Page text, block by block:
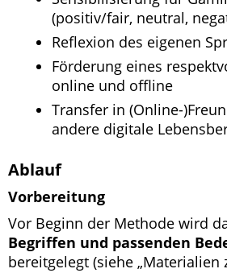
(positiv/fair, neutral,
Reflexion des eigenen
Förderung eines
online und offline
Transfer in (Online-
andere digitale
Ablauf
Vorbereitung
Vor Beginn der Methode wird
Begriffen und passenden
bereitgelegt (siehe „Materialien